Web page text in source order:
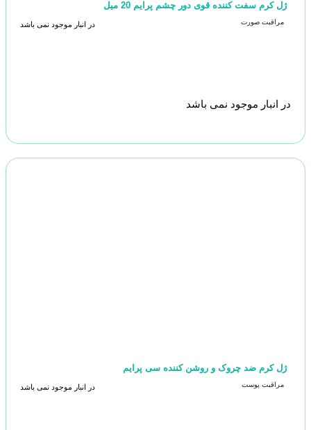
ژل کرم سفت کننده قوی دور چشم پرایم 20 میل
مراقبت صورت در انبار موجود نمی باشد
در انبار موجود نمی باشد
ژل کرم ضد چروک و روشن کننده سی پرایم
مراقبت پوست در انبار موجود نمی باشد